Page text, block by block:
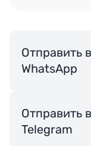
Отправить в
WhatsApp
Отправить в
Telegram